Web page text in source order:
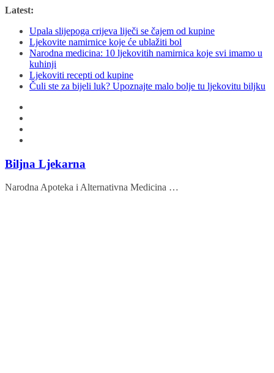
Skip
content
Latest:
Upala slijepoga crijeva liječi se čajem od kupine
Ljekovite namirnice koje će ublažiti bol
Narodna medicina: 10 ljekovitih namirnica koje svi imamo u
kuhinji
Ljekoviti recepti od kupine
Čuli ste za bijeli luk? Upoznajte malo bolje tu ljekovitu biljku
Biljna Ljekarna
Narodna Apoteka i Alternativna Medicina …